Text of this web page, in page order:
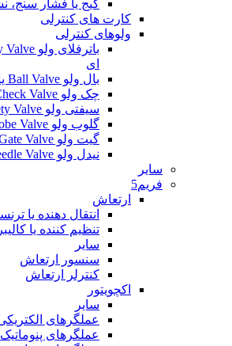
گیج یا فشار سنج،
کارت های کنترلی
ولوهای کنترلی
ای
بال ولو Ball Valve یا شیر توپی
چک ولو Check Valve یا شیر یک طرفه
سیفتی ولو Safety Valve یا شیر اطمینان
گلوب ولو Globe Valve یا شیر کروی
گیت ولو Gate Valve یا شیر دروازه ای
نیدل ولو Needle Valve یا شیر سوزنی
سایر
فریم5
ارتعاش
انتقال دهنده یا
تنظیم کننده یا
سایر
سنسور ارتعاش
کنترلر ارتعاش
اکچویتور
سایر
عملگرهای
عملگرهای پنوماتیک